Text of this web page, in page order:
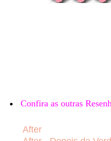
Confira as outras
After